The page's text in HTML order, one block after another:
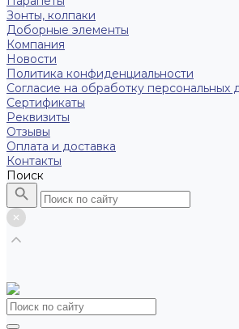
Зонты, колпаки
Доборные элементы
Компания
Новости
Политика конфиденциальности
Согласие на обработку персональных
Сертификаты
Реквизиты
Отзывы
Оплата и доставка
Контакты
Поиск